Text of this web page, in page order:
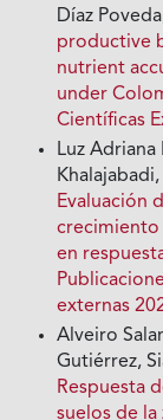
Díaz
productive
nutrient
under
Científicas
Luz Adriana
Evaluación
crecimiento
en
externas
Alveiro
Gutiérrez,
Respuesta
suelos de